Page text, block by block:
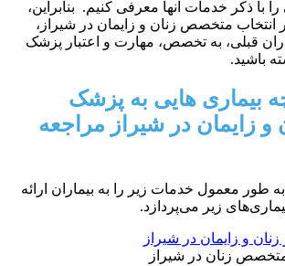
را با ذکر خدمات آنها معرفی کنیم. بنابراین،
متخصص زنان و زایمان در شیراز،
قبلی، به تخصص، مهارت و اعتبار پزشک
باشید.
بیماری هایی به پزشک
زایمان در شیراز مراجعه
طور معمول خدمات زیر را به بیماران ارائه
زیر می‌پردازد.
زنان در شیراز